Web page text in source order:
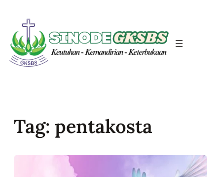
content
Tag: pentakosta